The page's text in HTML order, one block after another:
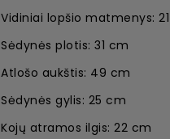
Vidiniai lopšio matmenys:
Sėdynės plotis: 31 cm
Atlošo aukštis: 49 cm
Sėdynės gylis: 25 cm
Kojų atramos ilgis: 22 cm